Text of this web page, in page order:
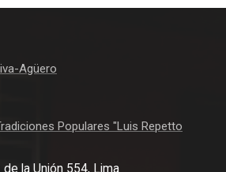
Agüero
Populares "Luis Repetto
la Unión 554, Lima